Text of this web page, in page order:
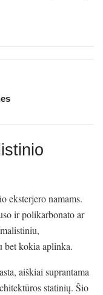
eksterjero namams.
ir polikarbonato ar
bet kokia aplinka.
aiškiai suprantama
statinių. Šio